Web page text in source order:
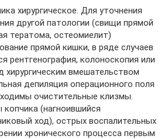
хирургическое. Для уточнения
другой патологии (свищи прямой
тератома, остеомиелит)
прямой кишки, в ряде случаев
рентгенография, колоноскопия или
хирургическим вмешательством
депиляция операционного поля
очистительные клизмы.
(нагноившийся
ход), острых воспалительных
хронического процесса первым